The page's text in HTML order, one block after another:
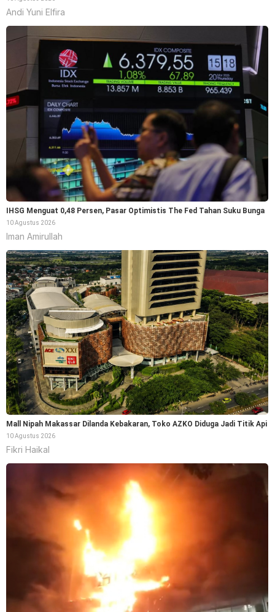
Andi Yuni Elfira
IHSG Menguat 0,48 Persen, Pasar Optimistis The Fed Tahan Suku Bunga
10 Agustus 2026
Iman Amirullah
Mall Nipah Makassar Dilanda Kebakaran, Toko AZKO Diduga Jadi Titik Api
10 Agustus 2026
Fikri Haikal